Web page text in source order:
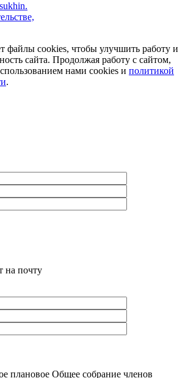
файлы cookies, чтобы улучшить работу и
сайта. Продолжая работу с сайтом,
нами cookies и политикой
.
на почту
плановое Общее собрание членов